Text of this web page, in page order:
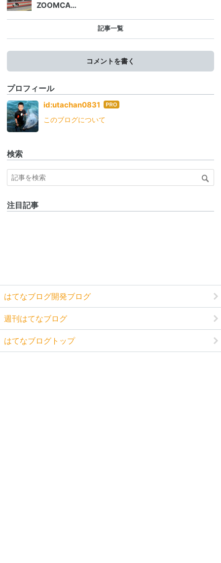
ZOOMCA…
記事一覧
コメントを書く
プロフィール
id:utachan0831 はて
ログ
このブログについて
検索
注目記事
はてなブログ開発ブログ
週刊はてなブログ
はてなブログトップ